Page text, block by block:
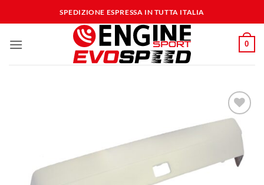
ai
SPEDIZIONE ESPRESSA IN TUTTA ITALIA
0
Aggiungi
alla lista
desideri